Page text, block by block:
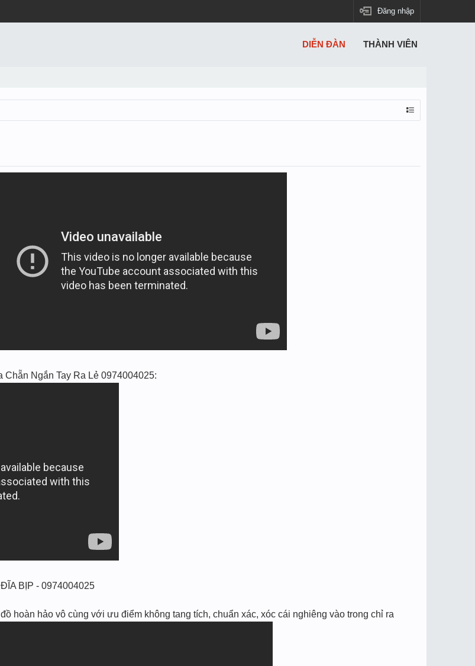
Đăng nhập
Ngắn Tay Ra Lẻ 0974004025:
BỊP - 0974004025
hoàn hảo vô cùng với ưu điểm không tang tích, chuẩn xác, xóc cái nghiêng vào trong chỉ ra
DIỄN ĐÀN THÀNH VIÊN